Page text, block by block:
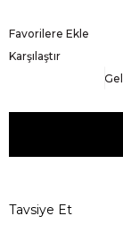
Favorilere Ekle
Karşılaştır
Tavsiye Et